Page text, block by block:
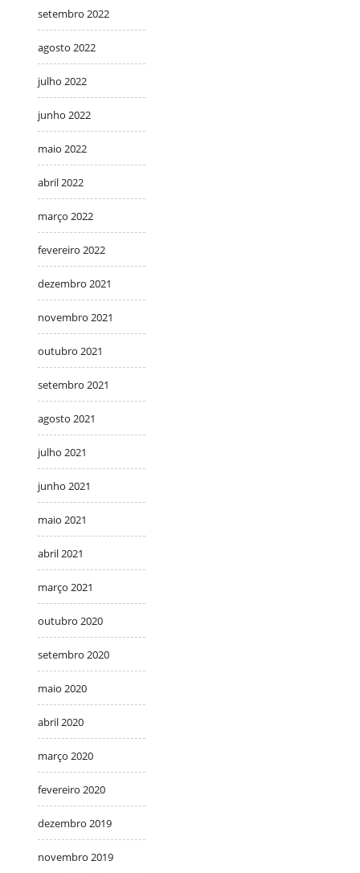
setembro 2022
agosto 2022
julho 2022
junho 2022
maio 2022
abril 2022
março 2022
fevereiro 2022
dezembro 2021
novembro 2021
outubro 2021
setembro 2021
agosto 2021
julho 2021
junho 2021
maio 2021
abril 2021
março 2021
outubro 2020
setembro 2020
maio 2020
abril 2020
março 2020
fevereiro 2020
dezembro 2019
novembro 2019